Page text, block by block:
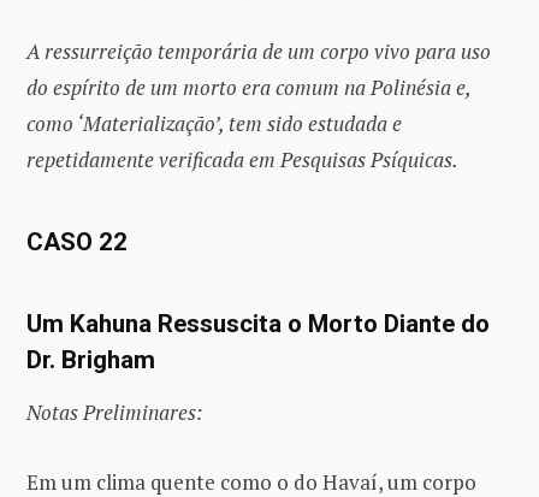
A ressurreição temporária de um corpo vivo para uso
do espírito de um morto era comum na Polinésia e,
como ‘Materialização’, tem sido estudada e
repetidamente verificada em Pesquisas Psíquicas.
CASO 22
Um Kahuna Ressuscita o Morto Diante do
Dr. Brigham
Notas Preliminares:
Em um clima quente como o do Havaí, um corpo